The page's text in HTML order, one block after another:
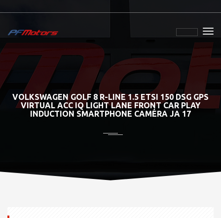
VOLKSWAGEN GOLF 8 R-LINE 1.5 ETSI 150 DSG GPS
VIRTUAL ACC IQ LIGHT LANE FRONT CAR PLAY
INDUCTION SMARTPHONE CAMÉRA JA 17